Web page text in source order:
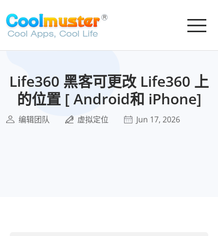
Life360 黑客可更改 Life360 上
的位置 [ Android和 iPhone]
编辑团队 虚拟定位 Jun 17, 2026